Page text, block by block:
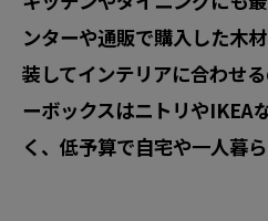
ンターや通販で購入した木
装してインテリアに合わせ
ーボックスはニトリやIKEA
く、低予算で自宅や一人暮